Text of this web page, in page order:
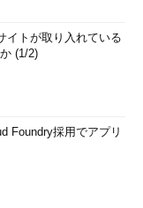
イトが取り入れている
(1/2)
Foundry採用でアプリ